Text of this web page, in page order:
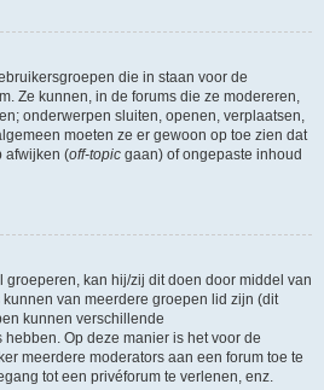
die in staan voor de
Ze kunnen, in de forums die ze modereren,
onderwerpen sluiten, openen, verplaatsen,
moeten ze er gewoon op toe zien dat
afwijken (off-topic gaan) of ongepaste inhoud
kan hij/zij dit doen door middel van
van meerdere groepen lid zijn (dit
kunnen verschillende
Op deze manier is het voor de
meerdere moderators aan een forum toe te
tot een privéforum te verlenen, enz.